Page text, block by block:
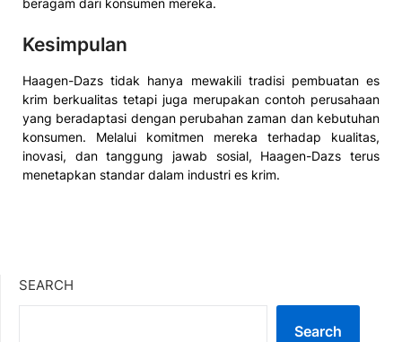
beragam dari konsumen mereka.
Kesimpulan
Haagen-Dazs tidak hanya mewakili tradisi pembuatan es
krim berkualitas tetapi juga merupakan contoh perusahaan
yang beradaptasi dengan perubahan zaman dan kebutuhan
konsumen. Melalui komitmen mereka terhadap kualitas,
inovasi, dan tanggung jawab sosial, Haagen-Dazs terus
menetapkan standar dalam industri es krim.
SEARCH
Search